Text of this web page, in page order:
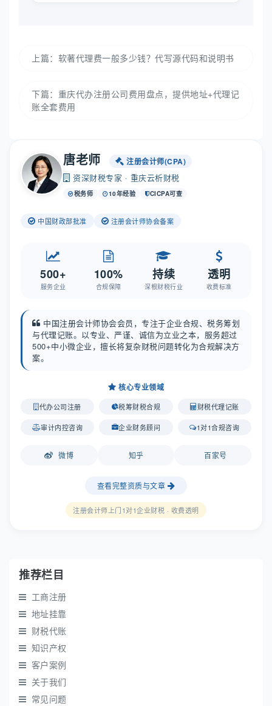
上篇： 软著代理费一般多少钱？代写源代码和说明书
下篇： 重庆代办注册公司费用盘点，提供地址+代理记
账全套费用
唐老师 注册会计师(CPA)
资深财税专家 · 重庆云析财税
税务师 10年经验 CICPA可查
中国财政部批准 注册会计师协会备案
500+
服务企业
100%
合规保障
持续
深根财税行业
透明
收费标准
中国注册会计师协会会员，专注于企业合规、税务筹划
与代理记账。以专业、严谨、诚信为立业之本，服务超过
500+中小微企业，擅长将复杂财税问题转化为合规解决方
案。
核心专业领域
代办公司注册 税筹财税合规 财税代理记账
审计内控咨询 企业财务顾问 1对1合规咨询
微博 知乎 百家号
查看完整资质与文章
注册会计师上门1对1企业财税 · 收费透明
推荐栏目
工商注册
地址挂靠
财税代账
知识产权
客户案例
关于我们
常见问题